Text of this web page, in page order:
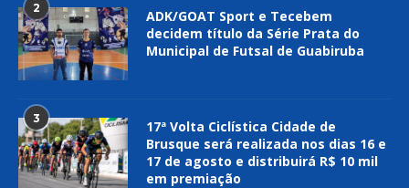
2
ADK/GOAT Sport e Tecebem
decidem título da Série Prata do
Municipal de Futsal de Guabiruba
3
17ª Volta Ciclística Cidade de
Brusque será realizada nos dias 16 e
17 de agosto e distribuirá R$ 10 mil
em premiação